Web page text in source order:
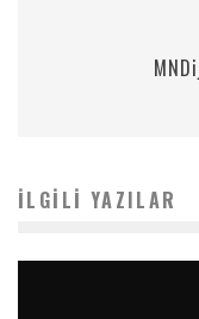
İLGILI YAZILAR